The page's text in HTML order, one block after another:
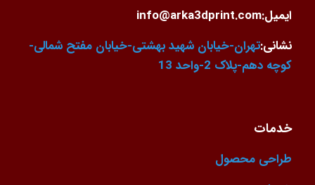
ایمیل:info@arka3dprint.com
نشانی:تهران-خیابان شهید بهشتی-خیابان مفتح شمالی-
کوچه دهم-پلاک 2-واحد 13
خدمات
طراحی محصول